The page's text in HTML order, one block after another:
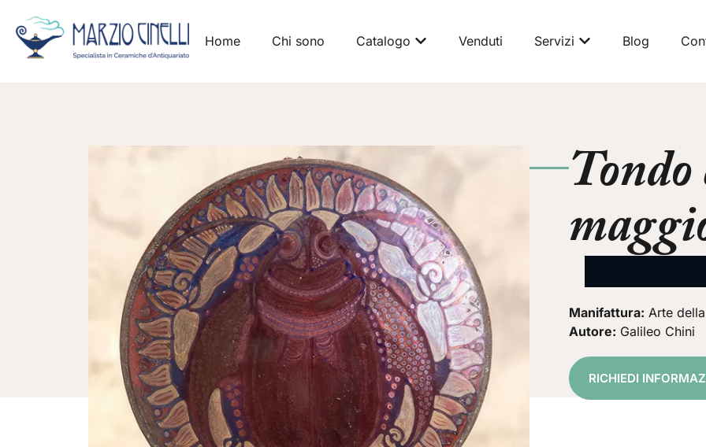
Home Chi sono Catalogo Venduti Servizi Blog
Tondo
Manifattura: Arte
Autore: Galileo Chini
RICHIEDI